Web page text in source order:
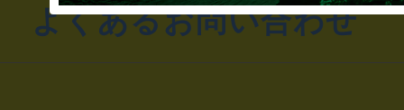
よくあるお問い合わせ